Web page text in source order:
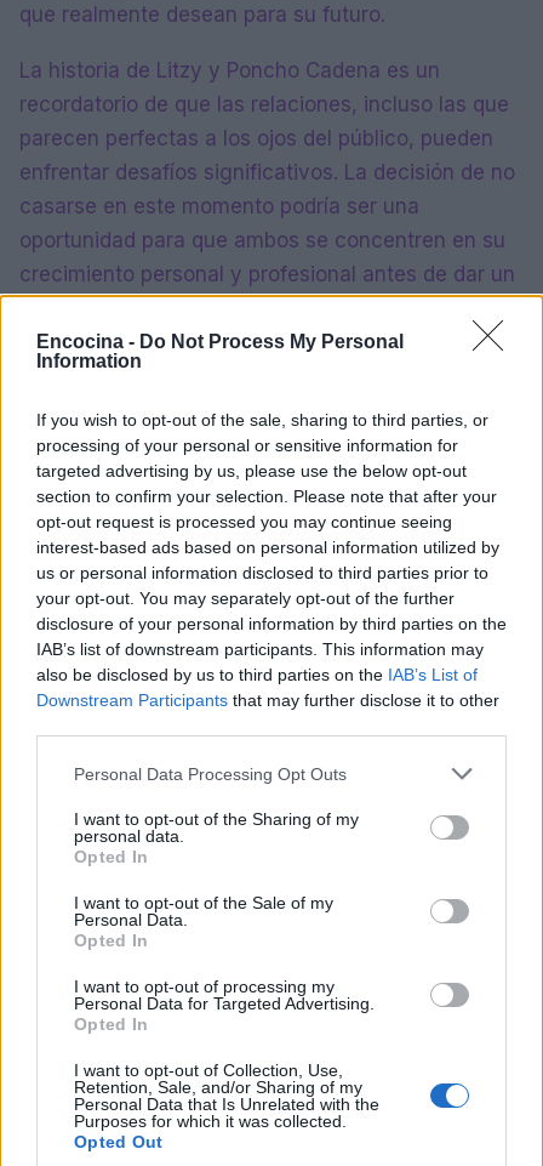
Encocina - Do Not Process My Personal
Information
If you wish to opt-out of the sale, sharing to third parties, or
processing of your personal or sensitive information for
targeted advertising by us, please use the below opt-out
section to confirm your selection. Please note that after your
opt-out request is processed you may continue seeing
interest-based ads based on personal information utilized by
us or personal information disclosed to third parties prior to
your opt-out. You may separately opt-out of the further
disclosure of your personal information by third parties on the
IAB’s list of downstream participants. This information may
also be disclosed by us to third parties on the IAB’s List of
Downstream Participants that may further disclose it to other
Please note that this website/app uses one or more Google
not limited to your visit or usage behaviour. You may click to
grant or deny consent to Google and its third-party tags to
use your data for below specified purposes in below Google
consent section.
Personal Data Processing Opt Outs
I want to opt-out of the Sharing of my
personal data.
Opted In
I want to opt-out of the Sale of my
Personal Data.
Opted In
I want to opt-out of processing my
Personal Data for Targeted Advertising.
Opted In
I want to opt-out of Collection, Use,
Retention, Sale, and/or Sharing of my
Personal Data that Is Unrelated with the
Purposes for which it was collected.
Opted Out
que realmente desean para su futuro.
La historia de Litzy y Poncho Cadena es un
recordatorio de que las relaciones, incluso las que
parecen perfectas a los ojos del público, pueden
enfrentar desafíos significativos. La decisión de no
casarse en este momento podría ser una
oportunidad para que ambos se concentren en su
crecimiento personal y profesional antes de dar un
Edoardo Vitali
Edoardo Vitali coordinó la cobertura de la
remodelación del mercado de pescado de
Palermo, manteniendo la línea editorial sobre
transparencia fiscal. Jefe de redacción de
economía, aporta un enfoque pragmático y
un detalle personal: aún conserva cuadernos
de las reuniones en la Sala delle Lapidi.